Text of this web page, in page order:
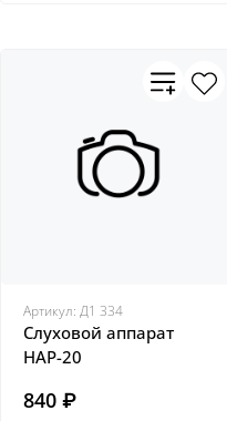
Артикул: Д1 334
Слуховой аппарат
HAP-20
840 ₽